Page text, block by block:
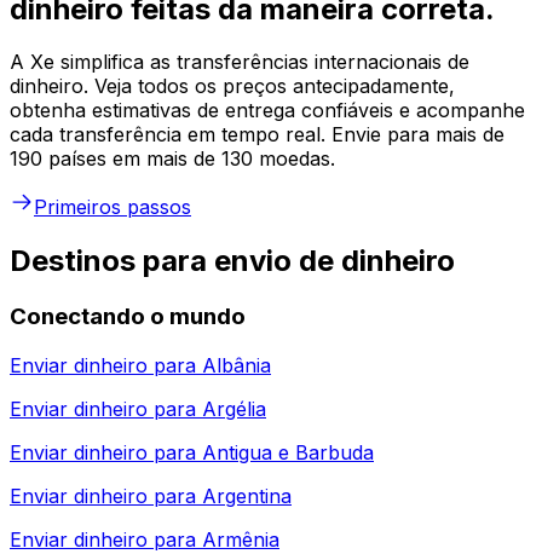
dinheiro feitas da maneira correta.
A Xe simplifica as transferências internacionais de
dinheiro. Veja todos os preços antecipadamente,
obtenha estimativas de entrega confiáveis e acompanhe
cada transferência em tempo real. Envie para mais de
190 países em mais de 130 moedas.
Primeiros passos
Destinos para envio de dinheiro
Conectando o mundo
Enviar dinheiro para Albânia
Enviar dinheiro para Argélia
Enviar dinheiro para Antigua e Barbuda
Enviar dinheiro para Argentina
Enviar dinheiro para Armênia